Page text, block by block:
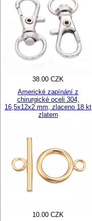
38.00 CZK
Americké zapínání z
chirurgické oceli 304,
16,5x12x2 mm, zlaceno 18 kt
zlatem
10.00 CZK